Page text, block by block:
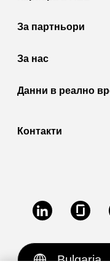
За партньори
За нас
Данни в реално
Контакти
LinkedIn
Bulgaria